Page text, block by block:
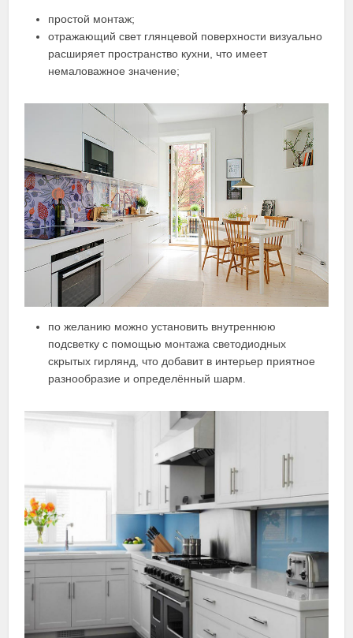
простой монтаж;
отражающий свет глянцевой поверхности визуально
расширяет пространство кухни, что имеет
немаловажное значение;
по желанию можно установить внутреннюю
подсветку с помощью монтажа светодиодных
скрытых гирлянд, что добавит в интерьер приятное
разнообразие и определённый шарм.